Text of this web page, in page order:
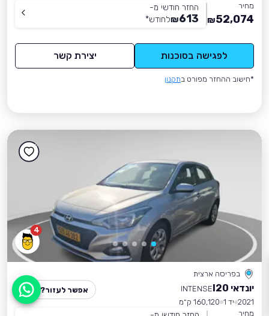
מחיר
52,074
₪
החזר חודשי מ-
613
₪לחודש*
לפגישה בסוכנות יצירת קשר
*חישוב ההחזר מפורט בתקנון
4
בפריסה ארצית
יונדאי I20
INTENSE
2021 יד 1
160,120 ק״מ
מחיר
אפשר לעזור?